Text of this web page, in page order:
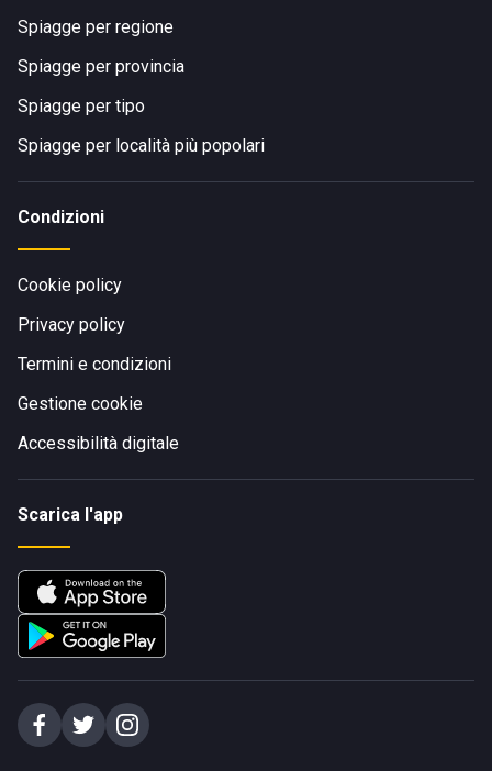
Spiagge per regione
Spiagge per provincia
Spiagge per tipo
Spiagge per località più popolari
Condizioni
Cookie policy
Privacy policy
Termini e condizioni
Gestione cookie
Accessibilità digitale
Scarica l'app